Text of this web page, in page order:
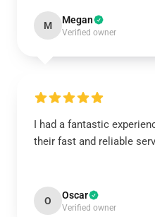
M Megan
Verified owner
I had a fantastic
their fast and reliable
O Oscar
Verified owner